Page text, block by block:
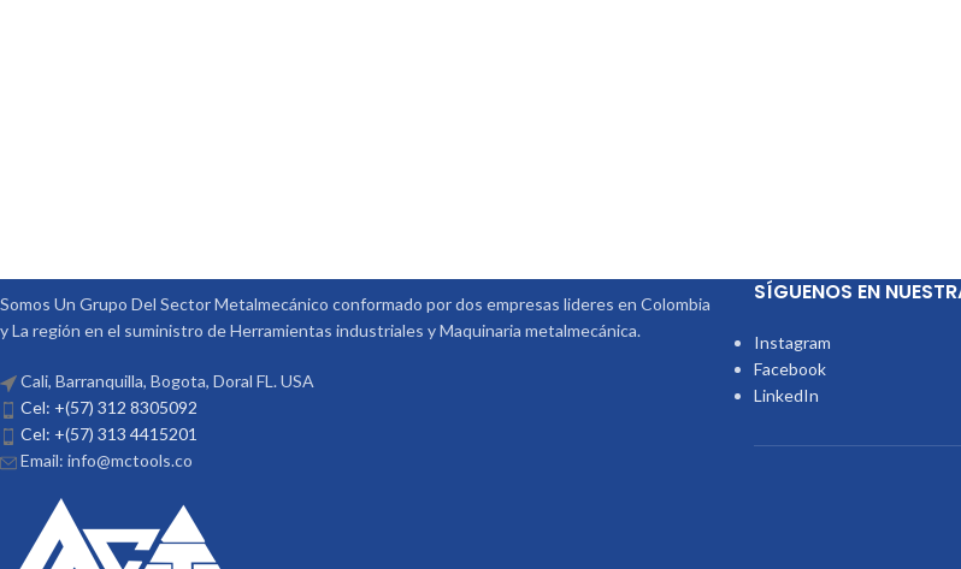
Somos Un Grupo Del Sector Metalmecánico conformado por dos empresas lideres en Colombia
y La región en el suministro de Herramientas industriales y Maquinaria metalmecánica.
Cali, Barranquilla, Bogota, Doral FL. USA
Cel: +(57) 312 8305092
Cel: +(57) 313 4415201
Email: info@mctools.co
SÍGUENOS EN
Instagram
Facebook
LinkedIn